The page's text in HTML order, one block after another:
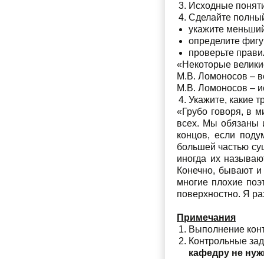
Исходные
Сделайте
укажите
определите
проверьте
«Некоторые
М.В. Ломоносов –
М.В. Ломоносов –
Укажите, какие
«Грубо говоря, в
всех. Мы обязаны
концов, если
большей частью
иногда их
Конечно, бывают
многие плохие
поверхностно. Я
Примечания
Выполнение
Контрольные
кафедру не